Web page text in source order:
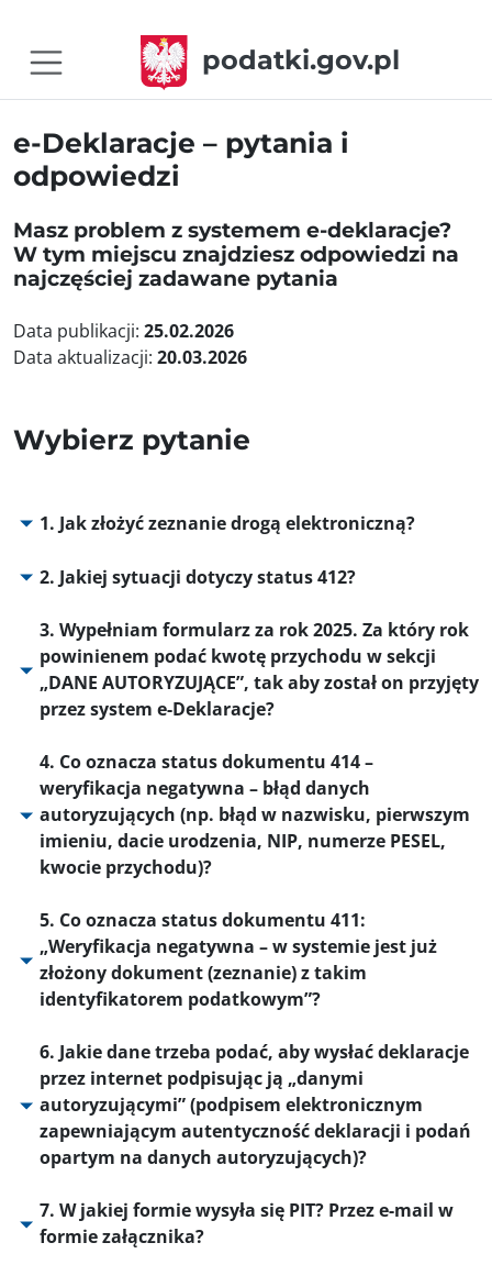
podatki.gov.pl
e-Deklaracje – pytania i
odpowiedzi
Masz problem z systemem e-deklaracje?
W tym miejscu znajdziesz odpowiedzi na
najczęściej zadawane pytania
Data publikacji: 25.02.2026
Data aktualizacji: 20.03.2026
Wybierz pytanie
1. Jak złożyć zeznanie drogą elektroniczną?
2. Jakiej sytuacji dotyczy status 412?
3. Wypełniam formularz za rok 2025. Za który rok
powinienem podać kwotę przychodu w sekcji
„DANE AUTORYZUJĄCE”, tak aby został on przyjęty
przez system e-Deklaracje?
4. Co oznacza status dokumentu 414 –
weryfikacja negatywna – błąd danych
autoryzujących (np. błąd w nazwisku, pierwszym
imieniu, dacie urodzenia, NIP, numerze PESEL,
kwocie przychodu)?
5. Co oznacza status dokumentu 411:
„Weryfikacja negatywna – w systemie jest już
złożony dokument (zeznanie) z takim
identyfikatorem podatkowym”?
6. Jakie dane trzeba podać, aby wysłać deklaracje
przez internet podpisując ją „danymi
autoryzującymi” (podpisem elektronicznym
zapewniającym autentyczność deklaracji i podań
opartym na danych autoryzujących)?
7. W jakiej formie wysyła się PIT? Przez e-mail w
formie załącznika?